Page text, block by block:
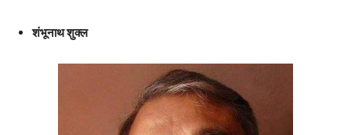
शंभूनाथ शुक्ल